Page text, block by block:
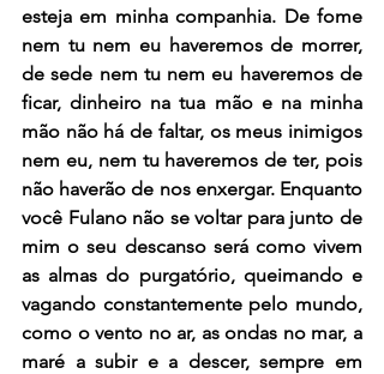
esteja em minha companhia. De fome
nem tu nem eu haveremos de morrer,
de sede nem tu nem eu haveremos de
ficar, dinheiro na tua mão e na minha
mão não há de faltar, os meus inimigos
nem eu, nem tu haveremos de ter, pois
não haverão de nos enxergar. Enquanto
você Fulano não se voltar para junto de
mim o seu descanso será como vivem
as almas do purgatório, queimando e
vagando constantemente pelo mundo,
como o vento no ar, as ondas no mar, a
maré a subir e a descer, sempre em